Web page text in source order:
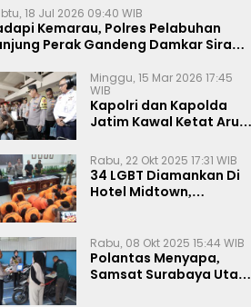
18 Jul 2026 09:40 WIB
Kemarau, Polres Pelabuhan
Perak Gandeng Damkar Siram
Minggu, 15 Mar 2026 17:45
WIB
Kapolri dan Kapolda
Jatim Kawal Ketat Arus
Rabu, 22 Okt 2025 17:31 WIB
34 LGBT Diamankan Di
Hotel Midtown,
Rabu, 08 Okt 2025 15:44 WIB
Polantas Menyapa,
Samsat Surabaya Utara